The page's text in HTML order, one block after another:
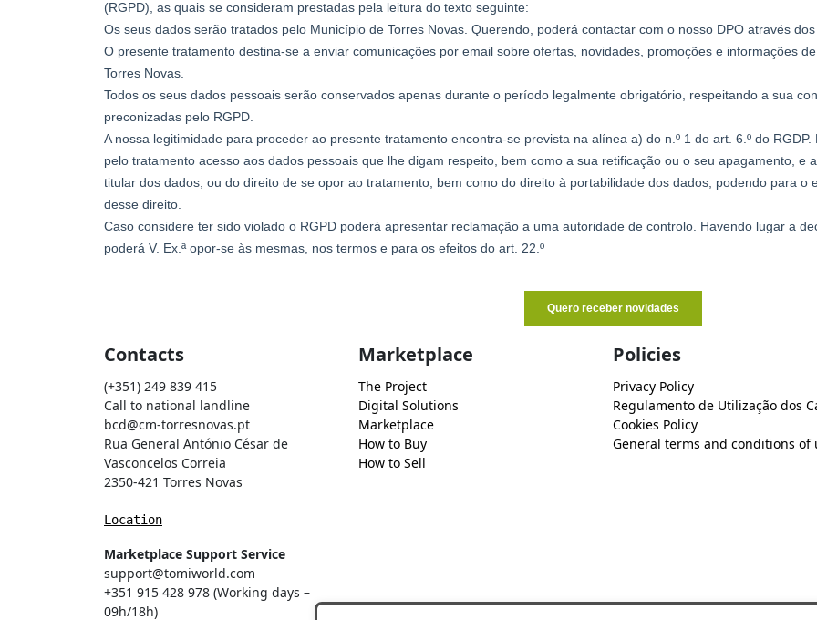
Contacts
(+351) 249 839 415
Call to national landline
bcd@cm-torresnovas.pt
Rua General António César de
Vasconcelos Correia
2350-421 Torres Novas
Location
Marketplace Support Service
support@tomiworld.com
+351 915 428 978 (Working days –
09h/18h)
Marketplace
The Project
Digital Solutions
Marketplace
How to Buy
How to Sell
Policies
Privacy Policy
Regulamento de Utilização dos
Cookies Policy
General terms and conditions of